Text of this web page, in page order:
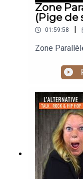
Zone
(Pige de
01:59:58 |